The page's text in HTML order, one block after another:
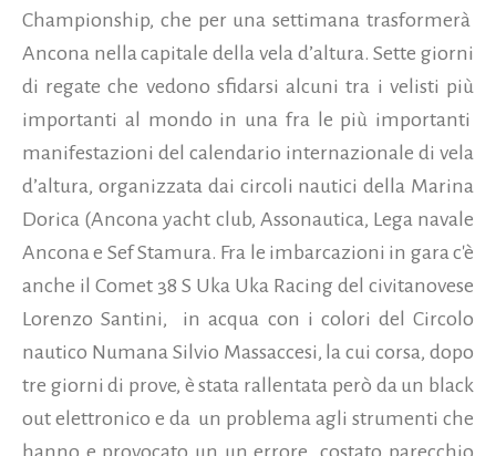
Championship, che per una settimana trasformerà
Ancona nella capitale della vela d’altura. Sette giorni
di regate che vedono sfidarsi alcuni tra i velisti più
importanti al mondo in una fra le più importanti
manifestazioni del calendario internazionale di vela
d’altura, organizzata dai circoli nautici della Marina
Dorica (Ancona yacht club, Assonautica, Lega navale
Ancona e Sef Stamura. Fra le imbarcazioni in gara c'è
anche il Comet 38 S Uka Uka Racing del civitanovese
Lorenzo Santini, in acqua con i colori del Circolo
nautico Numana Silvio Massaccesi, la cui corsa, dopo
tre giorni di prove, è stata rallentata però da un black
out elettronico e da un problema agli strumenti che
hanno e provocato un un errore costato parecchio